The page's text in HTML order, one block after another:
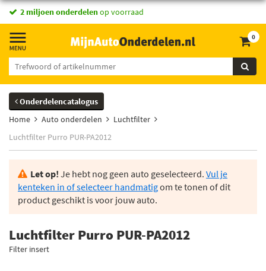
2 miljoen onderdelenop voorraad
0
Onderdelencatalogus
Home
Auto onderdelen
Luchtfilter
Luchtfilter Purro PUR-PA2012
Let op! Je hebt nog geen auto geselecteerd. Vul je
kenteken in of selecteer handmatigom te tonen of dit
product geschikt is voor jouw auto.
Luchtfilter Purro PUR-PA2012
Filter insert